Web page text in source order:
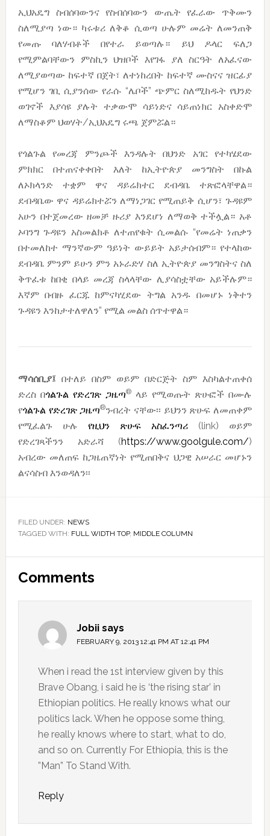
ኢህአዴግ ስብሰባውንና የስብሰባውን ውጤት የፈራው ጥቅሙን
ስለሚያጣ ነው። ካሩቱሪ ለቅቆ ሲወጣ ሁሉም መሬት ለመንጠቅ
የመጡ ባለሃብቶች በየተራ ይወጣሉ። ይህ ዶላር ፍለጋ
የሚምልባቸውን ምስኪን ህዝቦች እየገፋ ያለ ስርዓት ለአፈናው
ለሚያወጣው ከፍተኛ በጀት፣ ለተነከረበት ከፍተኛ ሙስናና ዝርፊያ
የሚሆን ገቢ ሲያንሰው የራሱ “ሌቦች” ጭምር ስለሚከዱት የህንድ
ወገኖች እያሳዩ ያሉት ተቃውሞ ሳይነድና ሳይጠነክር አስቀድሞ
ለማስቆም ህወሃት/ኢህአዴግ ሩጫ ጀምሯል።
የጎልጉል የመረጃ ምንጮች እንዳሉት በህንድ አገር የተካሄደው
ምክክር በተጠናቀቀበት እለት ከኢትዮጵያ መንግስት በኩል
ለኦክላንድ ተቋም ዋና ዳይሬክተር ደብዳቤ ተጽፎላቸዋል።
ደብዳቤው ዋና ዳይሬክተሯን ለማነጋገር የሚጠይቅ ሲሆን፣ ጉዳዩም
አሁን በተጀመረው ዘመቻ ዙሪያ እንደሆነ ለማወቅ ተችሏል። አቶ
ኦባንግ ጉዳዩን አስመልክቶ ለተጠየቁት ሲመልሱ “የመሬት ነጠቃን
በተመለከተ ማንኛውም ዓይነት ውይይት አይታሰብም። የተላከው
ደብዳቤ ምንም ይሁን ምን አኑራድሃ ስለ ኢትዮጵያ መንግስትና ስለ
ቅጥፈቱ ከበቂ በላይ መረጃ ስላላቸው ሊያሳስቷቸው አይችሉም።
እኛም በብዙ ፈርጁ ከምናካሂደው ትግል አንዱ በመሆኑ ነቅተን
ጉዳዩን እንከታተለዋለን” የሚል መልስ ሰጥተዋል።
ማሳሰቢያ፤ በተለይ በስም ወይም በድርጅት ስም እስካልተጠቀሰ
ድረስ በጎልጉል የድረገጽ ጋዜጣ® ላይ የሚወጡት ጽሁፎች በሙሉ
የጎልጉል የድረገጽ ጋዜጣ®ንብረት ናቸው፡፡ ይህንን ጽሁፍ ለመጠቀም
የሚፈልጉ ሁሉ
የዚህን ጽሁፍ አስፈንጣሪ (link) ወይም
የድረገጻችንን አድራሻ (https://www.goolgule.com/)
አብረው መለጠፍ ከጋዜጠኛነት የሚጠበቅና ህጋዊ አሠራር መሆኑን
ልናሳስብ እንወዳለን፡፡
FILED UNDER: NEWS
TAGGED WITH: FULL WIDTH TOP, MIDDLE COLUMN
Interactions
Comments
Jobii says
FEBRUARY 9, 2013 12:41 PM AT 12:41 PM
When i read the 1st interview given by this
Brave Obang, i said he is ‘the rising star’ in
Ethiopian politics. He really knows what our
politics lack. When he oppose some thing,
he really knows where to start, what to do,
and so on. Currently For Ethiopia, this is the
”Man” To Stand With.
Reply